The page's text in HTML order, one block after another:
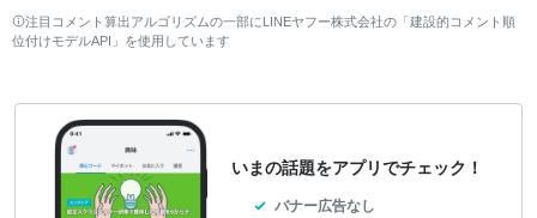
注目コメント算出アルゴリズムの一部にLINEヤフー株式会社の「建設的コメント順
位付けモデルAPI」を使用しています
いまの話題をアプリでチェック！
バナー広告なし